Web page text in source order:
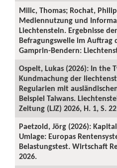
Milic, Thomas; Rochat,
Mediennutzung und
Liechtenstein. Ergebnisse
Befragungswelle im Auftrag
Gamprin-Bendern:
Ospelt, Lukas (2026): In the
Kundmachung der
Regularien mit
Beispiel Taiwans.
Zeitung (LJZ) 2026, H. 1, S.
Paetzold, Jörg (2026):
Umlage: Europas
Belastungstest. Wirtschaft
2026.